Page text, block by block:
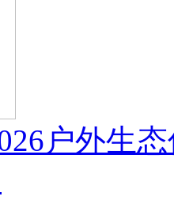
户外生